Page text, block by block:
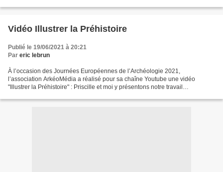
Vidéo Illustrer la Préhistoire
Publié le 19/06/2021 à 20:21
Par eric lebrun
À l’occasion des Journées Européennes de l’Archéologie 2021,
l’association ArkéoMédia a réalisé pour sa chaîne Youtube une vidéo
"Illustrer la Préhistoire" : Priscille et moi y présentons notre travail